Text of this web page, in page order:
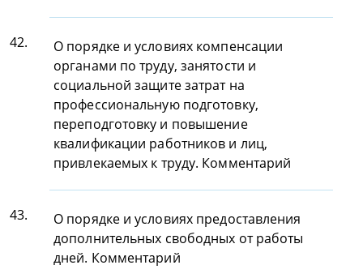
42.
О порядке и условиях компенсации
органами по труду, занятости и
социальной защите затрат на
профессиональную подготовку,
переподготовку и повышение
квалификации работников и лиц,
привлекаемых к труду. Комментарий
43.
О порядке и условиях предоставления
дополнительных свободных от работы
дней. Комментарий